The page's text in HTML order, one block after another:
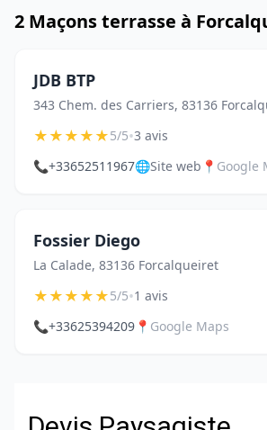
2 Maçons terrasse à
JDB BTP
343 Chem. des Carriers, 83136
★★★★★5/5•3 avis
📞+33652511967🌐Site web 📍 Google
Fossier Diego
La Calade, 83136 Forcalqueiret
★★★★★5/5•1 avis
📞+33625394209 📍 Google Maps